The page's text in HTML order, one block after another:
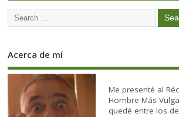
Acerca de mí
Me presenté al
Hombre Más
quedé entre los